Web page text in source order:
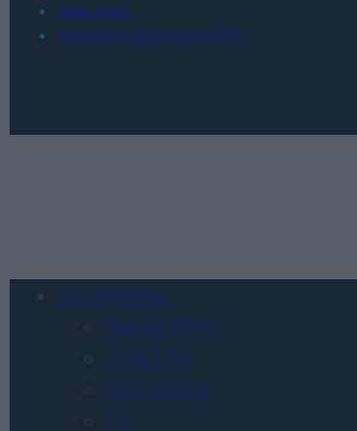
REKLAMA
POLITYKA PRYWATNOŚCI
Urządzenia
SMARTFONY
TABLETY
WEARABLE
TV